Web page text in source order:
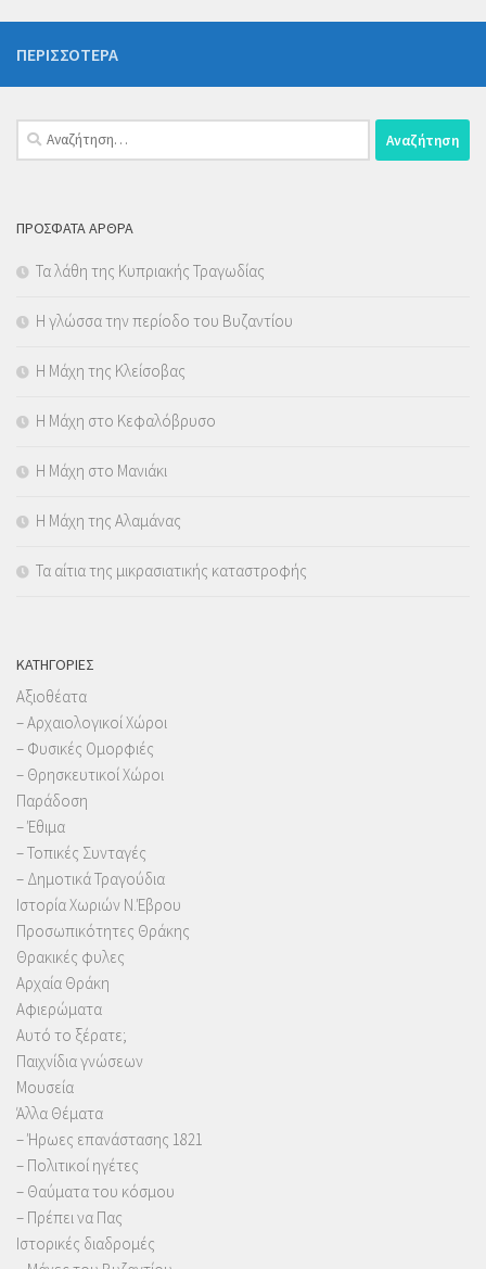
ΠΕΡΙΣΣΌΤΕΡΑ
Αναζήτηση
για:
ΠΡΌΣΦΑΤΑ ΆΡΘΡΑ
Τα λάθη της Κυπριακής Τραγωδίας
Η γλώσσα την περίοδο του Βυζαντίου
Η Μάχη της Κλείσοβας
Η Μάχη στο Κεφαλόβρυσο
Η Μάχη στο Μανιάκι
Η Μάχη της Αλαμάνας
Τα αίτια της μικρασιατικής καταστροφής
KΑΤΗΓΟΡΊΕΣ
Αξιοθέατα
– Αρχαιολογικοί Χώροι
– Φυσικές Ομορφιές
– Θρησκευτικοί Χώροι
Παράδοση
– Έθιμα
– Τοπικές Συνταγές
– Δημοτικά Τραγούδια
Ιστορία Χωριών Ν.Έβρου
Προσωπικότητες Θράκης
Θρακικές φυλες
Αρχαία Θράκη
Αφιερώματα
Αυτό το ξέρατε;
Παιχνίδια γνώσεων
Μουσεία
Άλλα Θέματα
– Ήρωες επανάστασης 1821
– Πολιτικοί ηγέτες
– Θαύματα του κόσμου
– Πρέπει να Πας
Ιστορικές διαδρομές